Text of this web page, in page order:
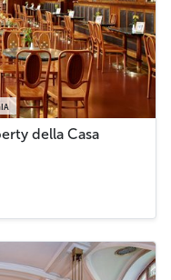
della Casa